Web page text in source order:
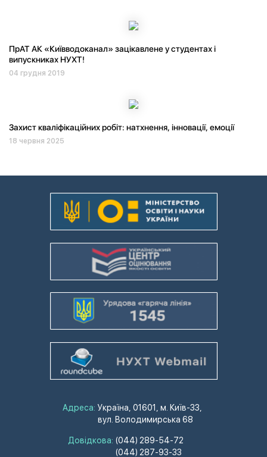
ПрАТ АК «Київводоканал» зацікавлене у студентах і
випускниках НУХТ!
04 грудня 2019
Захист кваліфікаційних робіт: натхнення, інновації, емоції
18 червня 2025
Адреса: Україна, 01601, м. Київ-33,
вул. Володимирська 68
Довідкова: (044) 289-54-72
(044) 287-93-33